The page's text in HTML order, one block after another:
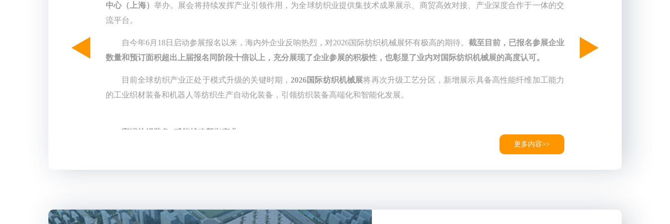
中心（上海） 举办。展会将持续发挥产业引领作用，为全球纺织业提供集技术成果展示、商贸高效对接、产业深度合作于一体的交
流平台。
自今年6月18日启动参展报名以来，海内外企业反响热烈，对2026国际纺织机械展怀有极高的期待。 截至目前，已报名参展企业
数量和预订面积超出上届报名同阶段十倍以上，充分展现了企业参展的积极性，也彰显了业内对国际纺织机械展的高度认可。
目前全球纺织产业正处于模式升级的关键时期， 2026国际纺织机械展将再次升级工艺分区，新增展示具备高性能纤维加工能力
的工业织材装备和机器人等纺织生产自动化装备，引领纺织装备高端化和智能化发展。
高端纺织装备: 赋能战略新兴产业
新增“纺织增强结构用复合材料机械”板块：聚焦高性能纤维及复合材料的创新应用，精准响应航空航天、汽车轻量化等行业的
迫切需求。届时将集中展示高性能纤维多轴向经编设备、编织设备、三维立体机织设备等工业织材装备，推动纺织技术装备与战略
更多内容>>